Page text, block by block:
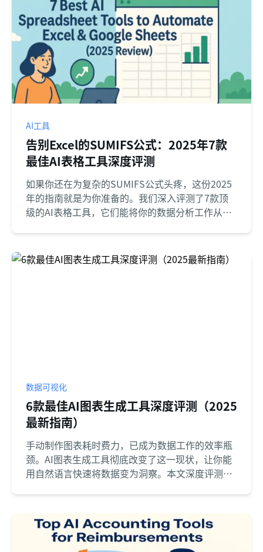
AI工具
告别Excel的SUMIFS公式：2025年7款
最佳AI表格工具深度评测
如果你还在为复杂的SUMIFS公式头疼，这份2025
年的指南就是为你准备的。我们深入评测了7款顶
级的AI表格工具，它们能将你的数据分析工作从繁
数据可视化
6款最佳AI图表生成工具深度评测（2025
最新指南）
手动制作图表耗时费力，已成为数据工作的效率瓶
颈。AI图表生成工具彻底改变了这一现状，让你能
用自然语言快速将数据变为洞察。本文深度评测了
潜力。